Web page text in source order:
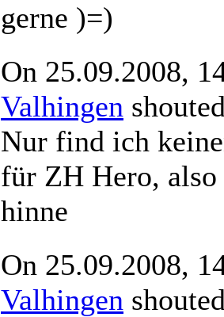
gerne )=)
On 25.09.2008,
Valhingen
Nur find ich
für ZH Hero, also
hinne
On 25.09.2008,
Valhingen